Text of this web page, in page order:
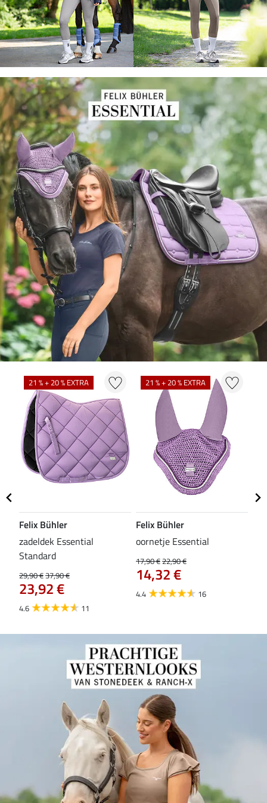
21 % + 20 % EXTRA
Felix Bühler
zadeldek Essential
Standard
29,90 €37,90 €
23,92 €
4.6 11
21 % + 20 % EXTRA
Felix Bühler
oornetje Essential
17,90 €22,90 €
14,32 €
4.4 16